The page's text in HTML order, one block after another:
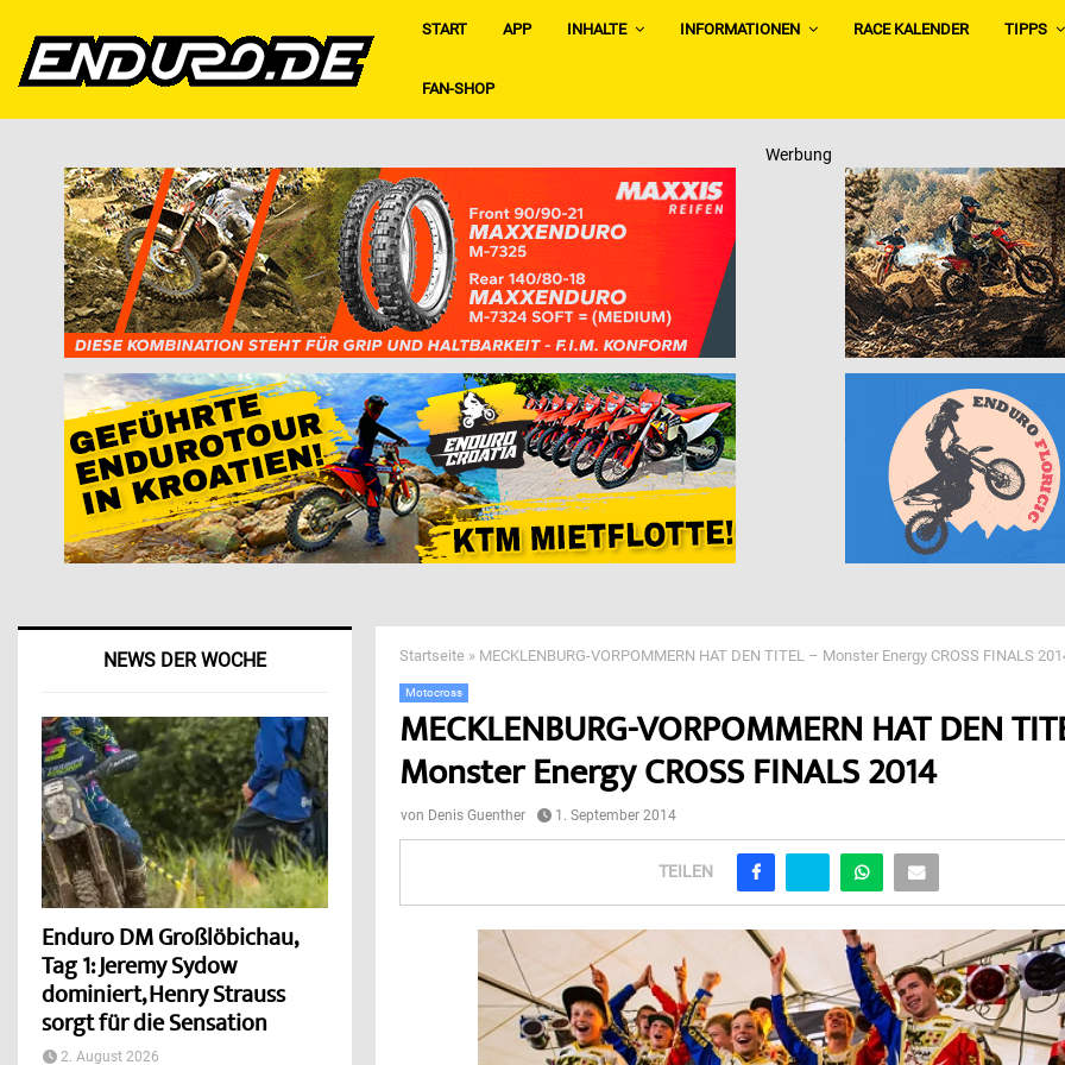
START APP INHALTE INFORMATIONEN RACE KALENDER TIPPS
FAN-SHOP
Werbung
Startseite » MECKLENBURG-VORPOMMERN HAT DEN TITEL – Monster Energy CROSS FINALS
Motocross
MECKLENBURG-VORPOMMERN HAT DEN
Monster Energy CROSS FINALS 2014
von Denis Guenther 1. September 2014
TEILEN
NEWS DER WOCHE
Enduro DM Großlöbichau,
Tag 1: Jeremy Sydow
dominiert, Henry Strauss
sorgt für die Sensation
2. August 2026